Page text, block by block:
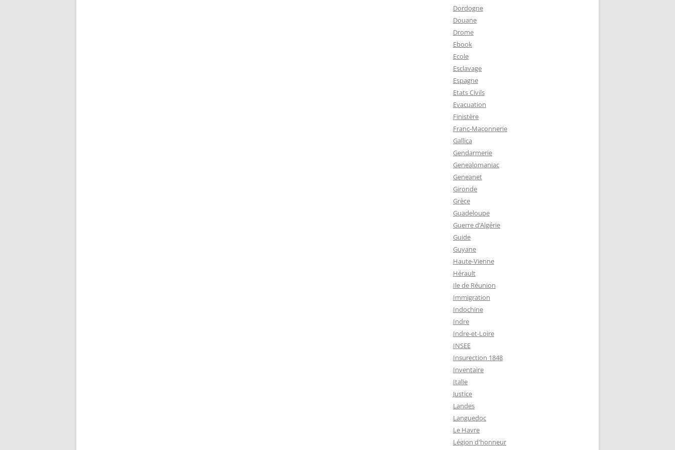
Dordogne
Douane
Drome
Ebook
Ecole
Esclavage
Espagne
Etats Civils
Evacuation
Finistère
Franc-Maçonnerie
Gallica
Gendarmerie
Genealomaniac
Geneanet
Gironde
Grèce
Guadeloupe
Guerre d’Algérie
Guide
Guyane
Haute-Vienne
Hérault
Ile de Réunion
Immigration
Indochine
Indre
Indre-et-Loire
INSEE
Insurection 1848
Inventaire
Italie
Justice
Landes
Languedoc
Le Havre
Légion d'honneur